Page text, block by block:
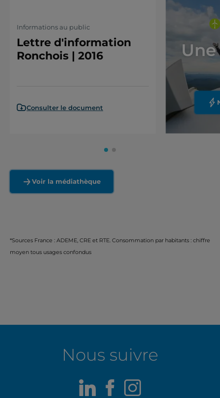
Informations au public
Lettre d'information
Ronchois | 2016
Consulter le document
Voir la médiathèque
*Sources France : ADEME, CRE et RTE. Consommation par habitants : chiffre
moyen tous usages confondus
Nous suivre